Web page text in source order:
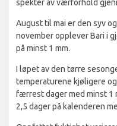
spekter av værforhold
August til mai er den syv
november opplever Bari i
på minst 1 mm.
I løpet av den tørre
temperaturene kjøligere
færrest dager med minst 1
2,5 dager på kalenderen